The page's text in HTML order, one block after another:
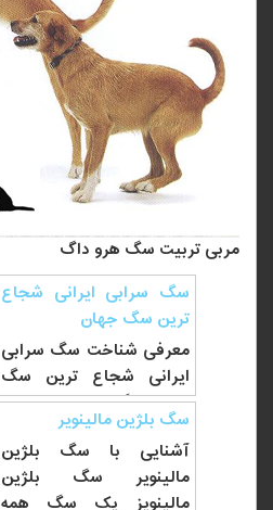
مربی تربیت سگ هرو داگ
سگ سرابی ایرانی شجاع
ترین سگ جهان
معرفی شناخت سگ سرابی
ایرانی شجاع ترین سگ
جهان سگ های سرابی که
نام نژاد شان...
سگ بلژین مالینویر
آشنایی با سگ بلژین
مالینویر سگ بلژین